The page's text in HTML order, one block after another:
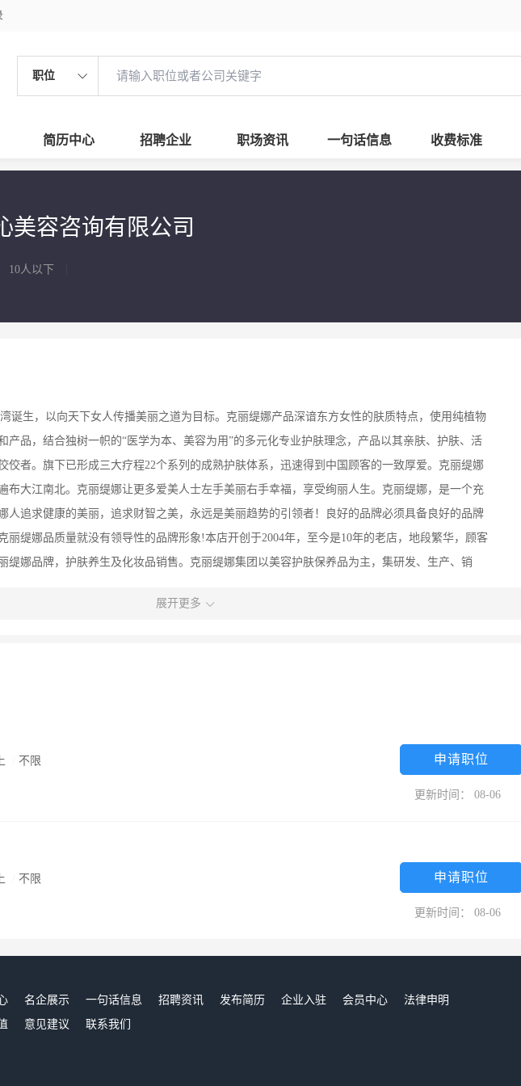
职位
简历中心 招聘企业 职场资讯 一句话信息 收费标准
美容咨询有限公司
10人以下
诞生，以向天下女人传播美丽之道为目标。克丽缇娜产品深谙东方女性的肤质特点，使用纯植物
产品，结合独树一帜的“医学为本、美容为用”的多元化专业护肤理念，产品以其亲肤、护肤、活
佼者。旗下已形成三大疗程22个系列的成熟护肤体系，迅速得到中国顾客的一致厚爱。克丽缇娜
布大江南北。克丽缇娜让更多爱美人士左手美丽右手幸福，享受绚丽人生。克丽缇娜，是一个充
人追求健康的美丽，追求财智之美，永远是美丽趋势的引领者！良好的品牌必须具备良好的品牌
丽缇娜品质量就没有领导性的品牌形象!本店开创于2004年，至今是10年的老店，地段繁华，顾客
缇娜品牌，护肤养生及化妆品销售。克丽缇娜集团以美容护肤保养品为主，集研发、生产、销
展开更多
不限 申请职位
更新时间： 08-06
不限 申请职位
更新时间： 08-06
名企展示 一句话信息 招聘资讯 发布简历 企业入驻 会员中心
法律申明
意见建议 联系我们